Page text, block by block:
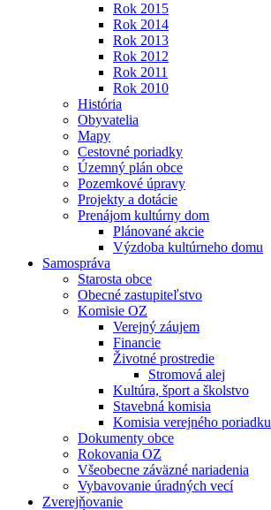
Rok 2015
Rok 2014
Rok 2013
Rok 2012
Rok 2011
Rok 2010
História
Obyvatelia
Mapy
Cestovné poriadky
Územný plán obce
Pozemkové úpravy
Projekty a dotácie
Prenájom kultúrny dom
Plánované akcie
Výzdoba kultúrneho domu
Samospráva
Starosta obce
Obecné zastupiteľstvo
Komisie OZ
Verejný záujem
Financie
Životné prostredie
Stromová alej
Kultúra, šport a školstvo
Stavebná komisia
Komisia verejného poriadku
Dokumenty obce
Rokovania OZ
Všeobecne záväzné nariadenia
Vybavovanie úradných vecí
Zverejňovanie